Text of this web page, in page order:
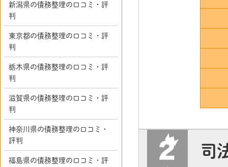
司
新潟県の債務整理の口コミ・評
判
東京都の債務整理の口コミ・評
判
栃木県の債務整理の口コミ・評
判
滋賀県の債務整理の口コミ・評
判
神奈川県の債務整理の口コミ・
評判
福島県の債務整理の口コミ・評